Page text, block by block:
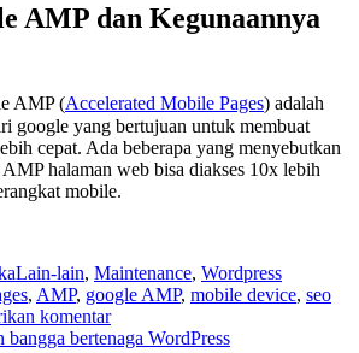
AMP dan Kegunaannya
AMP (Accelerated Mobile Pages) adalah
google yang bertujuan untuk membuat
cepat. Ada beberapa yang menyebutkan
halaman web bisa diakses 10x lebih
mobile.
Kategori
Lain-lain, Maintenance, WordpressTag
, AMP, google AMP, mobile device, seo
komentaruntuk
Apa
bangga bertenaga WordPress